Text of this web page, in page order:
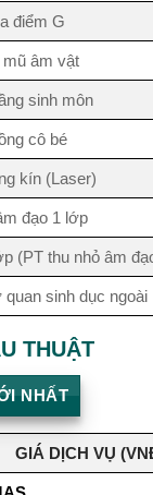
điểm G
mũ âm vật
sinh môn
cô bé
kín (Laser)
đạo 1 lớp
(PT thu nhỏ âm
sinh dục ngoài
THUẬT
NHẤT
GIÁ DỊCH VỤ